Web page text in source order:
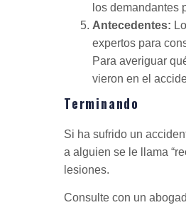
los demandantes
Antecedentes:
expertos para
Para averiguar
vieron en el
Terminando
Si ha sufrido un
a alguien se le llama
lesiones.
Consulte con un